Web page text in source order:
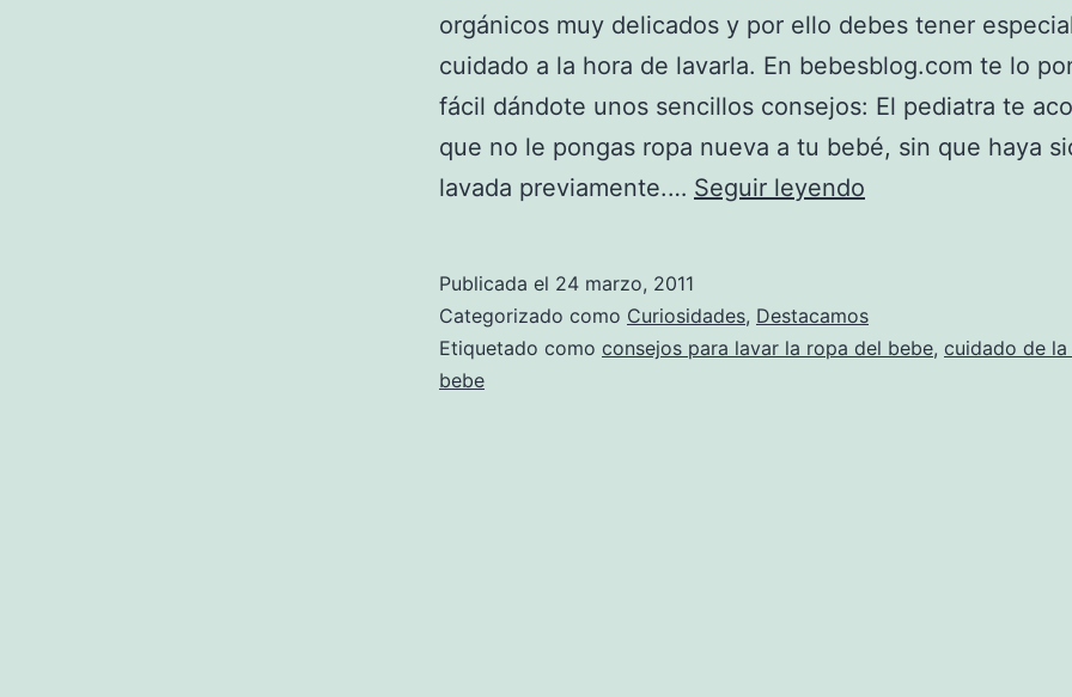
orgánicos muy delicados y por ello debes tener
cuidado a la hora de lavarla. En bebesblog.com te lo
fácil dándote unos sencillos consejos: El pediatra te
que no le pongas ropa nueva a tu bebé, sin que haya
lavada previamente.… Seguir leyendo
la
ropa
Publicada el 24 marzo, 2011
Categorizado como Curiosidades, Destacamos
Etiquetado como consejos para lavar la ropa del bebe, cuidado de
bebe